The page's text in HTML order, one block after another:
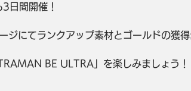
日間開催！
ジにてランクアップ素材とゴールドの獲
BE ULTRA」を楽しみましょう！